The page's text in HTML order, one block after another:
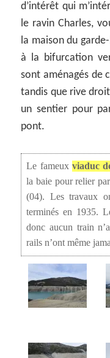
d’intérêt qui
le ravin Charles,
la maison du
à la bifurcation
sont aménagés de
tandis que rive
un sentier pour
pont.
Le fameux viaduc
la baie pour relier
(04). Les travaux
terminés en 1935.
donc aucun train
rails n’ont même